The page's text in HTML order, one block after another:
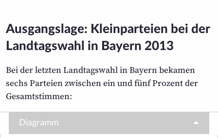
Ausgangslage: Kleinparteien bei der
Landtagswahl in Bayern 2013
Bei der letzten Landtagswahl in Bayern bekamen
sechs Parteien zwischen ein und fünf Prozent der
Gesamtstimmen:
Diagramm